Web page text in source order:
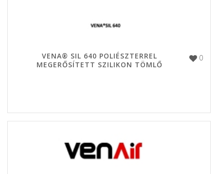
0
VENA® SIL 640 POLIÉSZTERREL
MEGERŐSÍTETT SZILIKON TÖMLŐ